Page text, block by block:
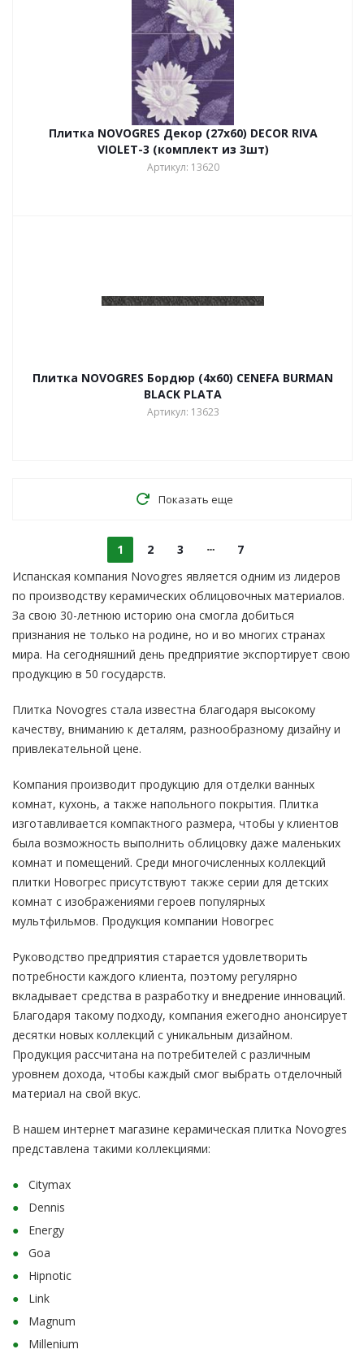
Плитка NOVOGRES Декор (27х60) DECOR RIVA
VIOLET-3 (комплект из 3шт)
Артикул: 13620
Плитка NOVOGRES Бордюр (4х60) CENEFA BURMAN
BLACK PLATA
Артикул: 13623
Показать еще
1 2 3
7
Испанская компания Novogres является одним из лидеров
по производству керамических облицовочных материалов.
За свою 30-летнюю историю она смогла добиться
признания не только на родине, но и во многих странах
мира. На сегодняшний день предприятие экспортирует свою
продукцию в 50 государств.
Плитка Novogres стала известна благодаря высокому
качеству, вниманию к деталям, разнообразному дизайну и
привлекательной цене.
Компания производит продукцию для отделки ванных
комнат, кухонь, а также напольного покрытия. Плитка
изготавливается компактного размера, чтобы у клиентов
была возможность выполнить облицовку даже маленьких
комнат и помещений. Среди многочисленных коллекций
плитки Новогрес присутствуют также серии для детских
комнат с изображениями героев популярных
мультфильмов. Продукция компании Новогрес
Руководство предприятия старается удовлетворить
потребности каждого клиента, поэтому регулярно
вкладывает средства в разработку и внедрение инноваций.
Благодаря такому подходу, компания ежегодно анонсирует
десятки новых коллекций с уникальным дизайном.
Продукция рассчитана на потребителей с различным
уровнем дохода, чтобы каждый смог выбрать отделочный
материал на свой вкус.
В нашем интернет магазине керамическая плитка Novogres
представлена такими коллекциями:
Citymax
Dennis
Energy
Goa
Hipnotic
Link
Magnum
Millenium